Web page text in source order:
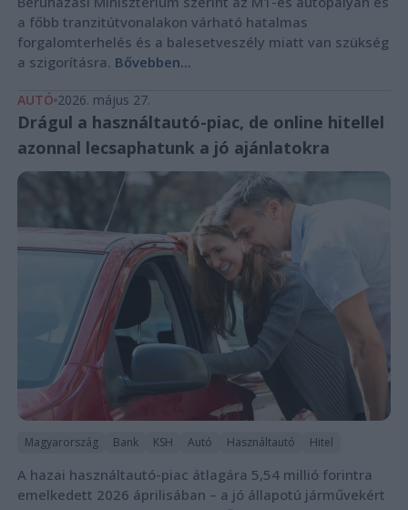
a főbb tranzitútvonalakon várható hatalmas
forgalomterhelés és a balesetveszély miatt van szükség
a szigorításra. Bővebben...
AUTÓ 2026. május 27.
Drágul a használtautó-piac, de online hitellel
azonnal lecsaphatunk a jó ajánlatokra
Magyarország Bank KSH Autó Használtautó Hitel
A hazai használtautó-piac átlagára 5,54 millió forintra
emelkedett 2026 áprilisában – a jó állapotú járművekért